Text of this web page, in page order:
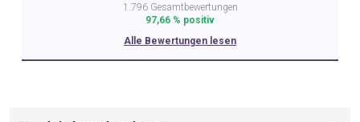
1.796 Gesamtbewertungen
97,66 % positiv
Alle Bewertungen lesen